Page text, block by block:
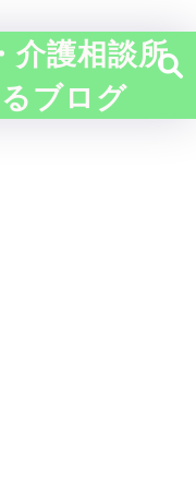
介護相談所
ブログ